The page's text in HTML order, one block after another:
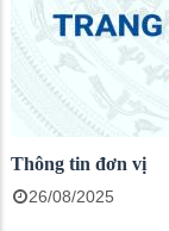
Thông tin đơn vị
26/08/2025